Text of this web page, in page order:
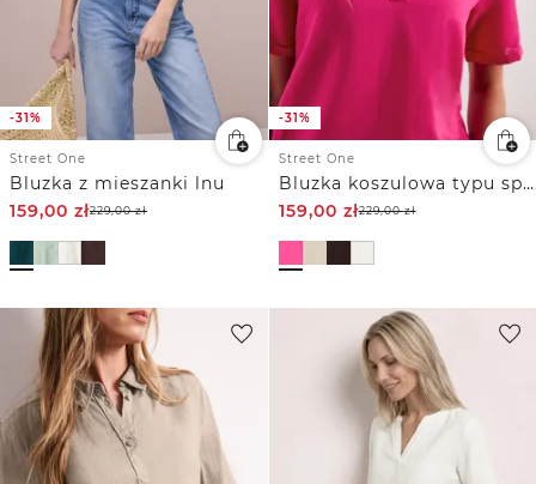
-31%
Street One
Bluzka z mieszanki lnu
159,00 zł229,00zł
-31%
Street One
Bluzka koszulowa typu split neck z mieszanki lnu
159,00 zł229,00zł